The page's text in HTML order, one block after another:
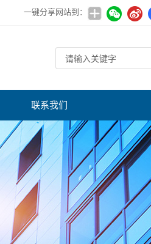
一键分享网站到：
联系我们